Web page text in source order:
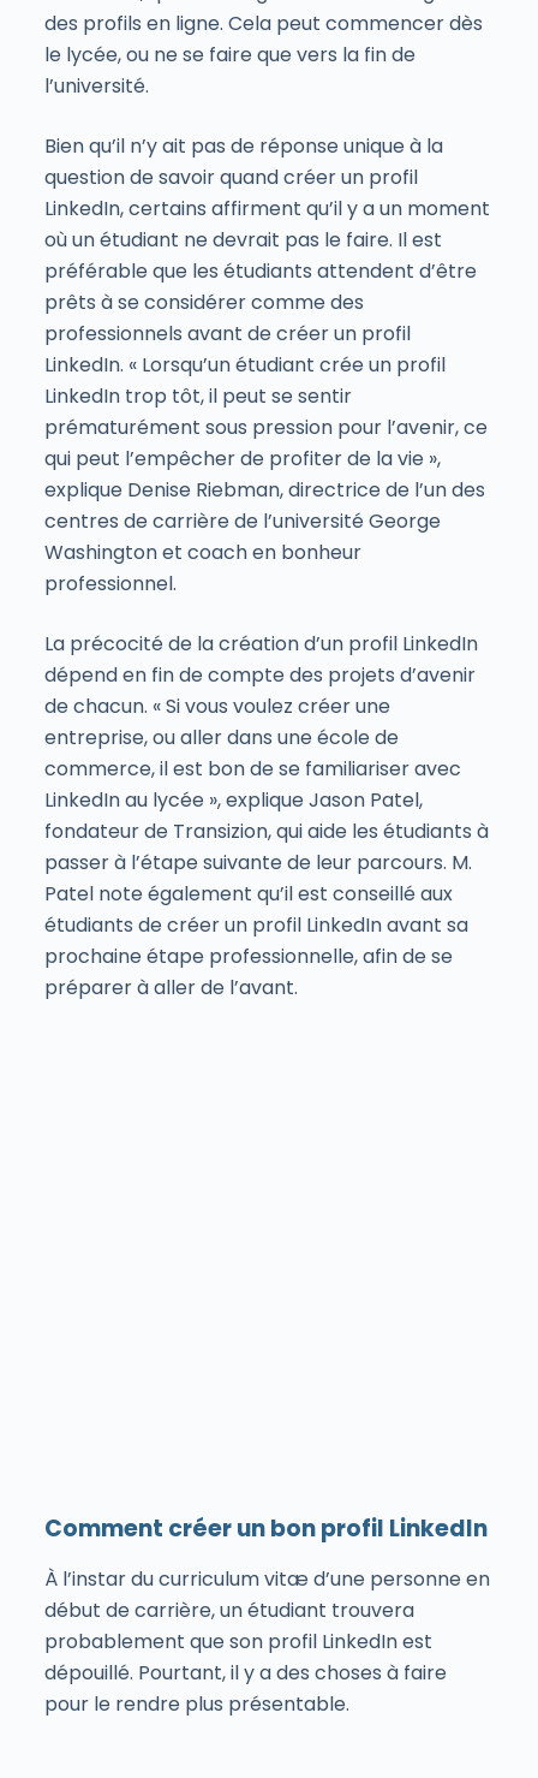
des profils en ligne. Cela peut commencer dès
le lycée, ou ne se faire que vers la fin de
l’université.
Bien qu’il n’y ait pas de réponse unique à la
question de savoir quand créer un profil
LinkedIn, certains affirment qu’il y a un moment
où un étudiant ne devrait pas le faire. Il est
préférable que les étudiants attendent d’être
prêts à se considérer comme des
professionnels avant de créer un profil
LinkedIn. « Lorsqu’un étudiant crée un profil
LinkedIn trop tôt, il peut se sentir
prématurément sous pression pour l’avenir, ce
qui peut l’empêcher de profiter de la vie »,
explique Denise Riebman, directrice de l’un des
centres de carrière de l’université George
Washington et coach en bonheur
professionnel.
La précocité de la création d’un profil LinkedIn
dépend en fin de compte des projets d’avenir
de chacun. « Si vous voulez créer une
entreprise, ou aller dans une école de
commerce, il est bon de se familiariser avec
LinkedIn au lycée », explique Jason Patel,
fondateur de Transizion, qui aide les étudiants à
passer à l’étape suivante de leur parcours. M.
Patel note également qu’il est conseillé aux
étudiants de créer un profil LinkedIn avant sa
prochaine étape professionnelle, afin de se
préparer à aller de l’avant.
Comment créer un bon profil LinkedIn
À l’instar du curriculum vitæ d’une personne en
début de carrière, un étudiant trouvera
probablement que son profil LinkedIn est
dépouillé. Pourtant, il y a des choses à faire
pour le rendre plus présentable.